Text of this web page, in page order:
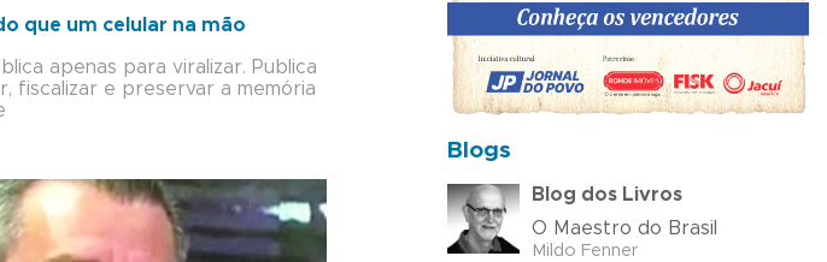
que um celular na mão
apenas para viralizar. Publica
fiscalizar e preservar a memória
Blogs
Blog dos Livros
O Maestro do Brasil
Mildo Fenner